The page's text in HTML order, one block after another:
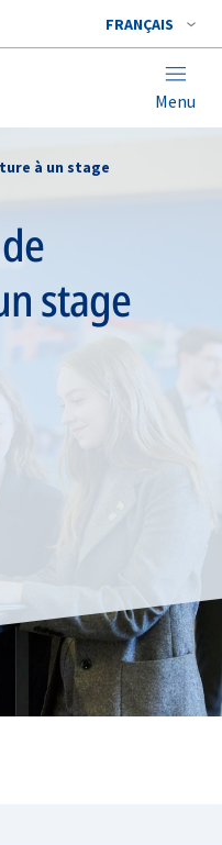
FRANÇAIS
Menu
à un stage
stage